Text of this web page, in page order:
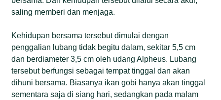
saling memberi dan menjaga.
Kehidupan bersama tersebut dimulai dengan
penggalian lubang tidak begitu dalam, sekitar 5,5 cm
dan berdiameter 3,5 cm oleh udang Alpheus. Lubang
tersebut berfungsi sebagai tempat tinggal dan akan
dihuni bersama. Biasanya ikan gobi hanya akan tinggal
sementara saja di siang hari, sedangkan pada malam